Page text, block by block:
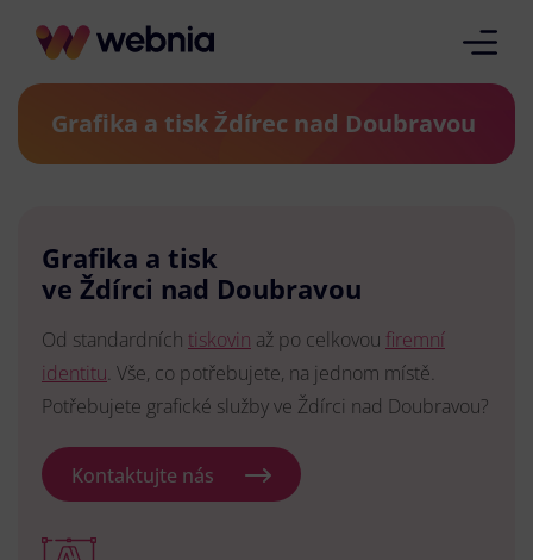
Grafika a tisk Ždírec nad Doubravou
Grafika a tisk
ve Ždírci nad Doubravou
Od standardních tiskovin až po celkovou firemní
identitu. Vše, co potřebujete, na jednom místě.
Potřebujete grafické služby ve Ždírci nad Doubravou?
Kontaktujte nás